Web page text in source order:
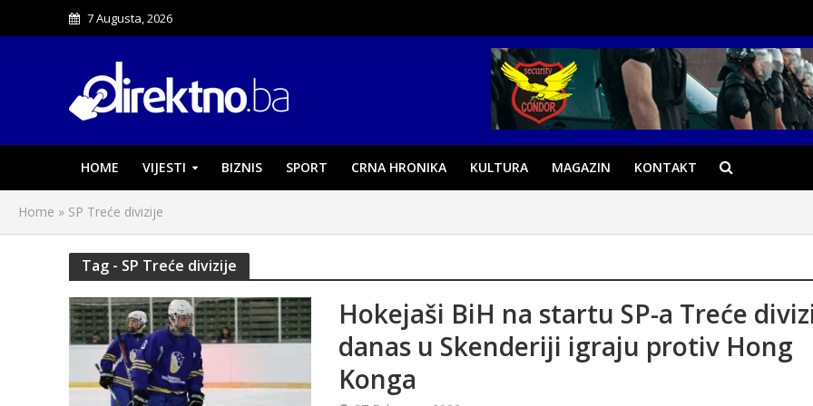
7 Augusta, 2026
HOME VIJESTI BIZNIS SPORT CRNA HRONIKA KULTURA MAGAZIN KONTAKT
Home » SP Treće divizije
Tag - SP Treće divizije
Hokejaši BiH na startu SP-a Treće
danas u Skenderiji igraju protiv Hong
Konga